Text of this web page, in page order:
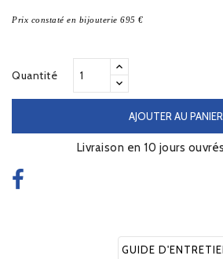
Prix constaté en bijouterie 695 €
Quantité
AJOUTER AU PANIER
Livraison en 10 jours
GUIDE